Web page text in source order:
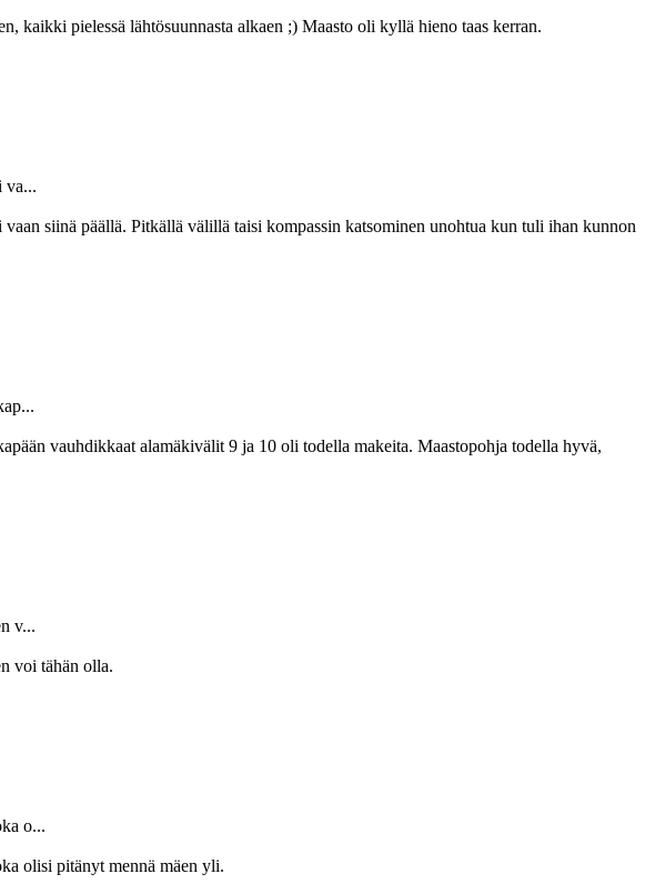
kaikki pielessä lähtösuunnasta alkaen ;) Maasto oli kyllä hieno taas kerran.
va...
siinä päällä. Pitkällä välillä taisi kompassin katsominen unohtua kun tuli ihan kunnon
vauhdikkaat alamäkivälit 9 ja 10 oli todella makeita. Maastopohja todella hyvä,
v...
voi tähän olla.
o...
olisi pitänyt mennä mäen yli.